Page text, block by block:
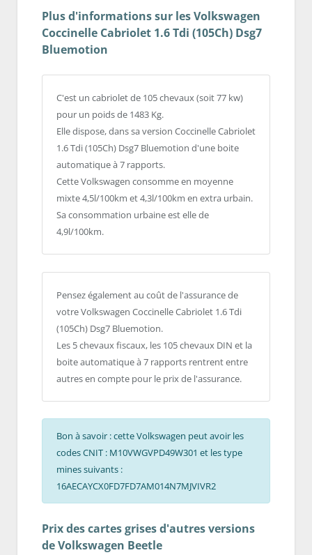
Plus d'informations sur les Volkswagen
Coccinelle Cabriolet 1.6 Tdi (105Ch) Dsg7
Bluemotion
C'est un cabriolet de 105 chevaux (soit 77 kw)
pour un poids de 1483 Kg.
Elle dispose, dans sa version Coccinelle Cabriolet
1.6 Tdi (105Ch) Dsg7 Bluemotion d'une boite
automatique à 7 rapports.
Cette Volkswagen consomme en moyenne
mixte 4,5l/100km et 4,3l/100km en extra urbain.
Sa consommation urbaine est elle de
4,9l/100km.
Pensez également au coût de l'assurance de
votre Volkswagen Coccinelle Cabriolet 1.6 Tdi
(105Ch) Dsg7 Bluemotion.
Les 5 chevaux fiscaux, les 105 chevaux DIN et la
boite automatique à 7 rapports rentrent entre
autres en compte pour le prix de l'assurance.
Bon à savoir : cette Volkswagen peut avoir les
codes CNIT : M10VWGVPD49W301 et les type
mines suivants :
16AECAYCX0FD7FD7AM014N7MJVIVR2
Prix des cartes grises d'autres versions
de Volkswagen Beetle